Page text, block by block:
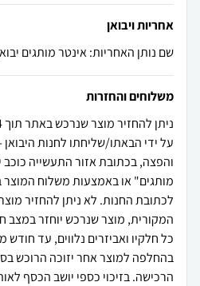
אחריות ויבואן
שם נותן האחריות: אינטר מותגים
משלוחים והחזרות
על ידי הבאתו/שליחתו לחנות היבואן
והפצה, בכתובת אזור התעשייה כוכב
מותגים" או באמצעות משלוח
לכתובת החנות. לא ניתן להחזיר
המקורית, מוצר שנרכש יוחזר במצב
כל חלקיו ואביזרים נלווים, עד חודש
בהחלפה למוצר אחר יזוכה הרוכש
הרכישה. בזיכוי כספי יושב הכסף